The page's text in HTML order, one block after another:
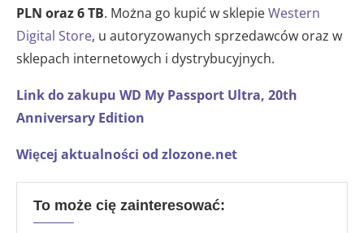
PLN oraz 6 TB. Można go kupić w sklepieWestern
Digital Store, u autoryzowanych sprzedawców oraz w
sklepach internetowych i dystrybucyjnych.
Link do zakupu WD My Passport Ultra, 20th
Anniversary Edition
Więcej aktualności od zlozone.net
To może cię zainteresować: